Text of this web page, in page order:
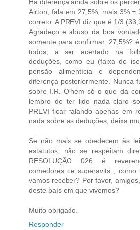
Há diferença ainda sobre os
Airton, fala em 27,5%, mais 3% =
correto. A PREVI diz que é 1/3
Agradeço e abuso da boa
somente para confirmar: 27,5%?
todos, a ser acertado na
deduções, como eu (faixa de
pensão alimentícia e
diferença posteriormente. Nunca
sobre I.R. Olhem só o que dá
lembro de ter lido nada claro
PREVI ficar falando apenas em
nada sobre as deduções, deixa
Se não mais se obedecem às
estatutos, não se respeitam
RESOLUÇÃO 026 é
comedores de superavits , como
vamos receber? Por favor,
deste país em que vivemos?
Muito obrigado.
Responder